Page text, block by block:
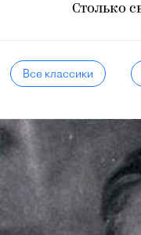
Столько
Все классики